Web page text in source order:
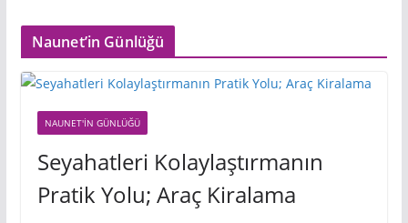
Naunet’in Günlüğü
NAUNET'IN GÜNLÜĞÜ
Seyahatleri Kolaylaştırmanın
Pratik Yolu; Araç Kiralama